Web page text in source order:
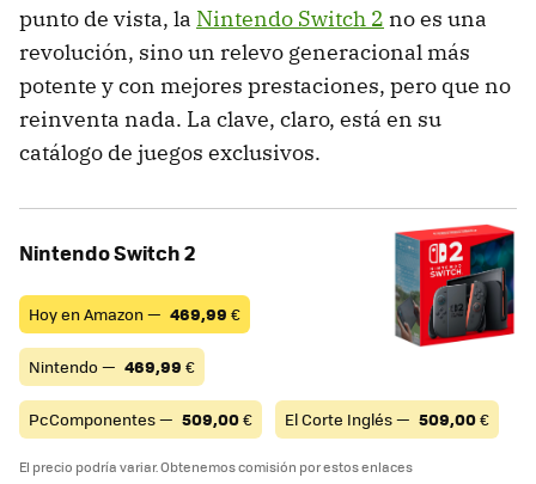
punto de vista, la Nintendo Switch 2 no es una
revolución, sino un relevo generacional más
potente y con mejores prestaciones, pero que no
reinventa nada. La clave, claro, está en su
catálogo de juegos exclusivos.
Nintendo Switch 2
Hoy en Amazon — 469,99 €
Nintendo — 469,99 €
PcComponentes — 509,00€ El Corte Inglés — 509,00€
El precio podría variar. Obtenemos comisión por estos enlaces